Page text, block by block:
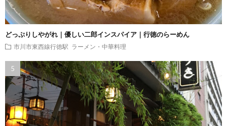
どっぷりしやがれ｜優しい二郎インスパイア｜行徳のらーめん
市川市東西線行徳駅 ラーメン・中華料理